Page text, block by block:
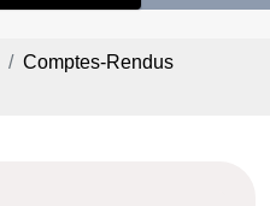
Comptes-Rendus